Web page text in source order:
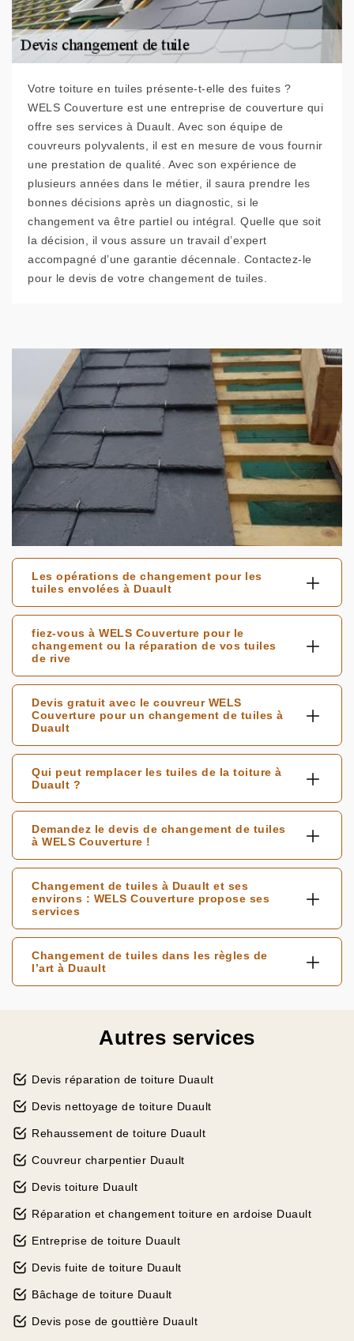
Votre toiture en tuiles présente-t-elle des fuites ?
WELS Couverture est une entreprise de couverture qui
offre ses services à Duault. Avec son équipe de
couvreurs polyvalents, il est en mesure de vous fournir
une prestation de qualité. Avec son expérience de
plusieurs années dans le métier, il saura prendre les
bonnes décisions après un diagnostic, si le
changement va être partiel ou intégral. Quelle que soit
la décision, il vous assure un travail d’expert
accompagné d’une garantie décennale. Contactez-le
pour le devis de votre changement de tuiles.
Les opérations de changement pour les
tuiles envolées à Duault
fiez-vous à WELS Couverture pour le
changement ou la réparation de vos tuiles
de rive
Devis gratuit avec le couvreur WELS
Couverture pour un changement de tuiles à
Duault
Qui peut remplacer les tuiles de la toiture à
Duault ?
Demandez le devis de changement de tuiles
à WELS Couverture !
Changement de tuiles à Duault et ses
environs : WELS Couverture propose ses
services
Changement de tuiles dans les règles de
l’art à Duault
Autres services
Devis réparation de toiture Duault
Devis nettoyage de toiture Duault
Rehaussement de toiture Duault
Couvreur charpentier Duault
Devis toiture Duault
Réparation et changement toiture en ardoise Duault
Entreprise de toiture Duault
Devis fuite de toiture Duault
Bâchage de toiture Duault
Devis pose de gouttière Duault